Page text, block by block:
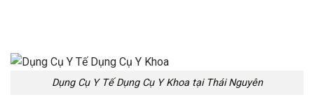
Dụng Cụ Y Tế Dụng Cụ Y Khoa tại Thái Nguyên